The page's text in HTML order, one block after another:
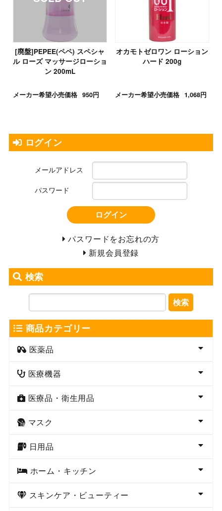
[廃盤]PEPEE(ペペ) スペシャ
ル ローズ マッサージローショ
ン 200mL
メーカー希望小売価格 950円
オカモトゼロワン ローション
ハード 200g
メーカー希望小売価格 1,068円
ログイン
メールアドレス
パスワード
ログイン
パスワードをお忘れの方
新規会員登録
検索
検索
商品カテゴリー
医薬品
医療機器
医療品・衛生用品
マスク
日用品
ホーム・キッチン
スキンケア・ビューティー